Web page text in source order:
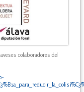
colaboradores del